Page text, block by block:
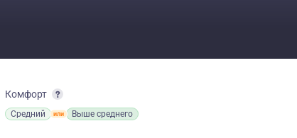
Комфорт
Средний Выше среднего